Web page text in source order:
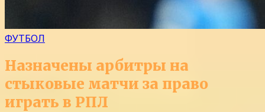
ФУТБОЛ
Назначены арбитры на
стыковые матчи за право
играть в РПЛ